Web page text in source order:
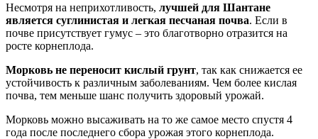
Несмотря на неприхотливость, лучшей для Шантане
является суглинистая и легкая песчаная почва. Если в
почве присутствует гумус – это благотворно отразится на
росте корнеплода.
Морковь не переносит кислый грунт, так как снижается ее
устойчивость к различным заболеваниям. Чем более кислая
почва, тем меньше шанс получить здоровый урожай.
Морковь можно высаживать на то же самое место спустя 4
года после последнего сбора урожая этого корнеплода.